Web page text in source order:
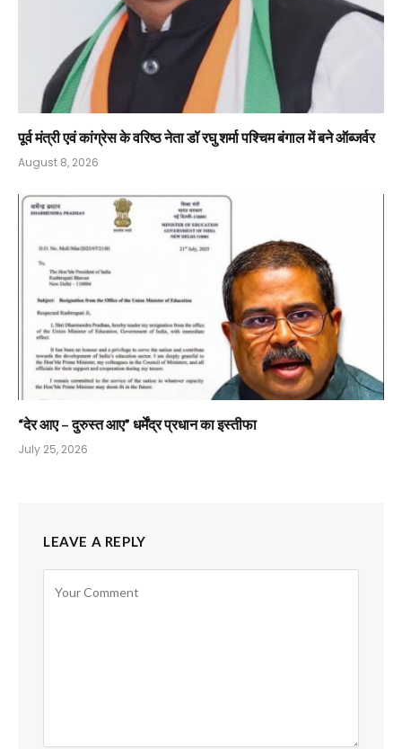
पूर्व मंत्री एवं कांग्रेस के वरिष्ठ नेता डॉ रघु शर्मा पश्चिम बंगाल में बने ऑब्जर्वर
August 8, 2026
“देर आए – दुरुस्त आए” धर्मेंद्र प्रधान का इस्तीफा
July 25, 2026
LEAVE A REPLY